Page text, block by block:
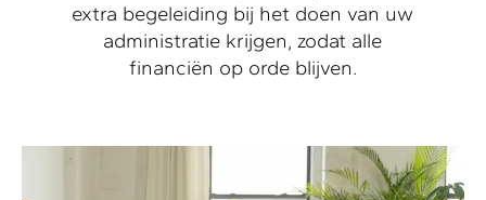
extra begeleiding bij het doen van uw
administratie krijgen, zodat alle
financiën op orde blijven.